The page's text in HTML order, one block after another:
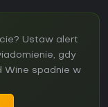
Ustaw alert
gdy
Wine spadnie w